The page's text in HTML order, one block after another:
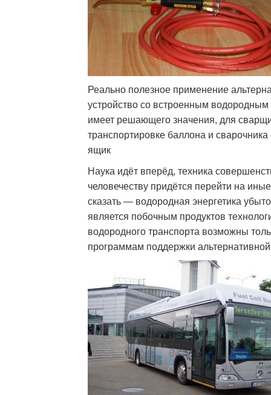
Реально полезное применение
устройство со встроенным
имеет решающего значения, для
транспортировке баллона и
ящик
Наука идёт вперёд, техника
человечеству придётся перейти на
сказать — водородная энергетика
является побочным продуктов
водородного транспорта возможны
программам поддержки альтернативной